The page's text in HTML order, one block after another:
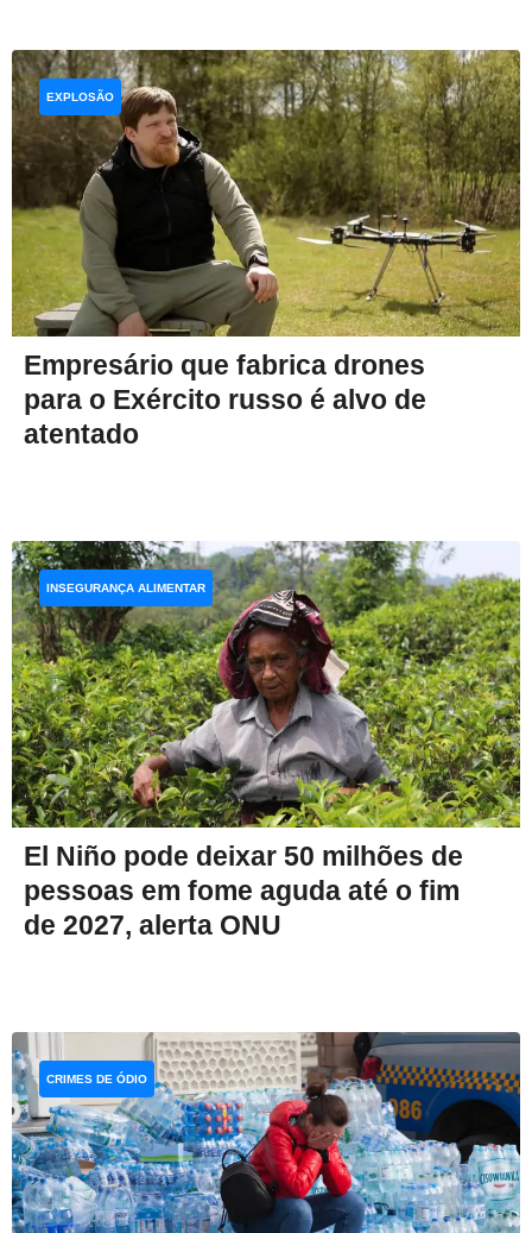
Empresário que fabrica drones
para o Exército russo é alvo de
atentado
EXPLOSÃO
El Niño pode deixar 50 milhões de
pessoas em fome aguda até o fim
de 2027, alerta ONU
INSEGURANÇA ALIMENTAR
CRIMES DE ÓDIO